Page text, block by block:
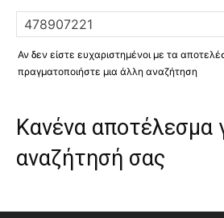
Αν δεν είστε ευχαριστημένοι με τα
πραγματοποιήστε μια άλλη αναζήτηση
Κανένα αποτέλεσμα
αναζήτησή σας